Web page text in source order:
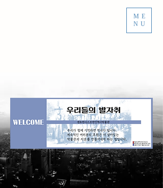
ME
NU